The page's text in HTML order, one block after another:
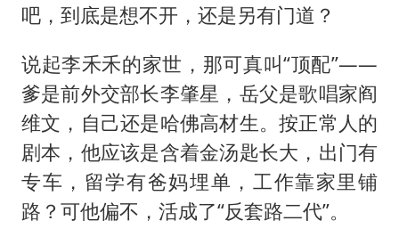
吧，到底是想不开，还是另有门道？
说起李禾禾的家世，那可真叫“顶配”——
爹是前外交部长李肇星，岳父是歌唱家阎
维文，自己还是哈佛高材生。按正常人的
剧本，他应该是含着金汤匙长大，出门有
专车，留学有爸妈埋单，工作靠家里铺
路？可他偏不，活成了“反套路二代”。